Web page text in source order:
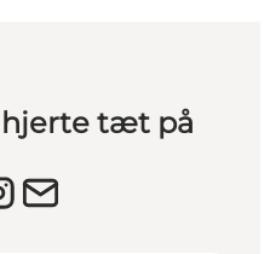
hjerte tæt på